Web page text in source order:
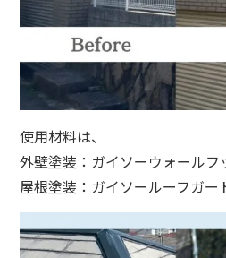
使用材料は、
外壁塗装：ガイソーウォール
屋根塗装：ガイソールーフガ